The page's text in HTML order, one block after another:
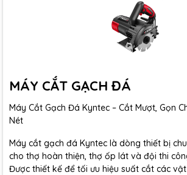
MÁY CẮT GẠCH ĐÁ
Máy Cắt Gạch Đá Kyntec – Cắt Mượt, Gọn
Nét
Máy cắt gạch đá Kyntec là dòng thiết bị
cho thợ hoàn thiện, thợ ốp lát và đội thi
Được thiết kế để tối ưu hiệu suất cắt các